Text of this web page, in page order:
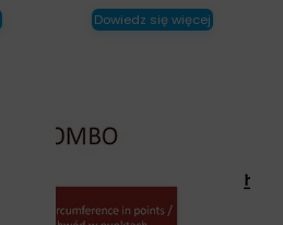
Dowiedz się więcej